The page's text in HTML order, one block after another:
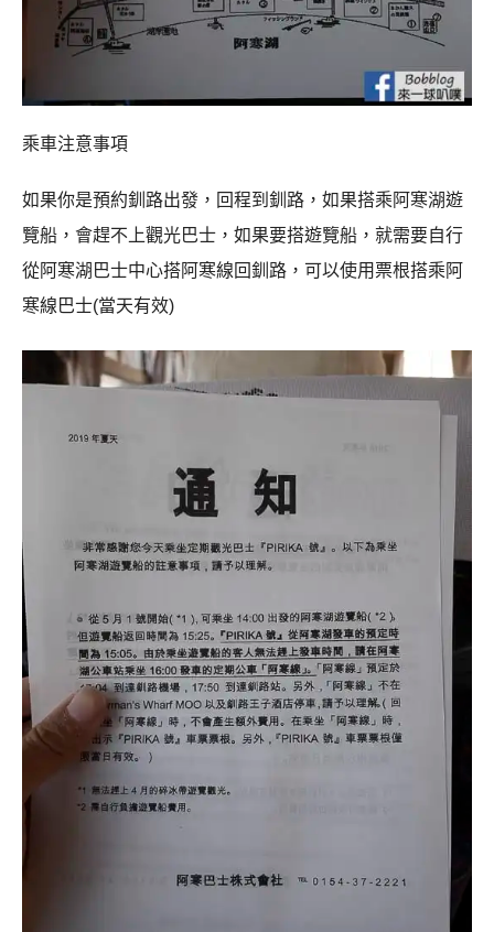
乘車注意事項
如果你是預約釧路出發，回程到釧路，如果搭乘阿寒湖遊
覽船，會趕不上觀光巴士，如果要搭遊覽船，就需要自行
從阿寒湖巴士中心搭阿寒線回釧路，可以使用票根搭乘阿
寒線巴士(當天有效)